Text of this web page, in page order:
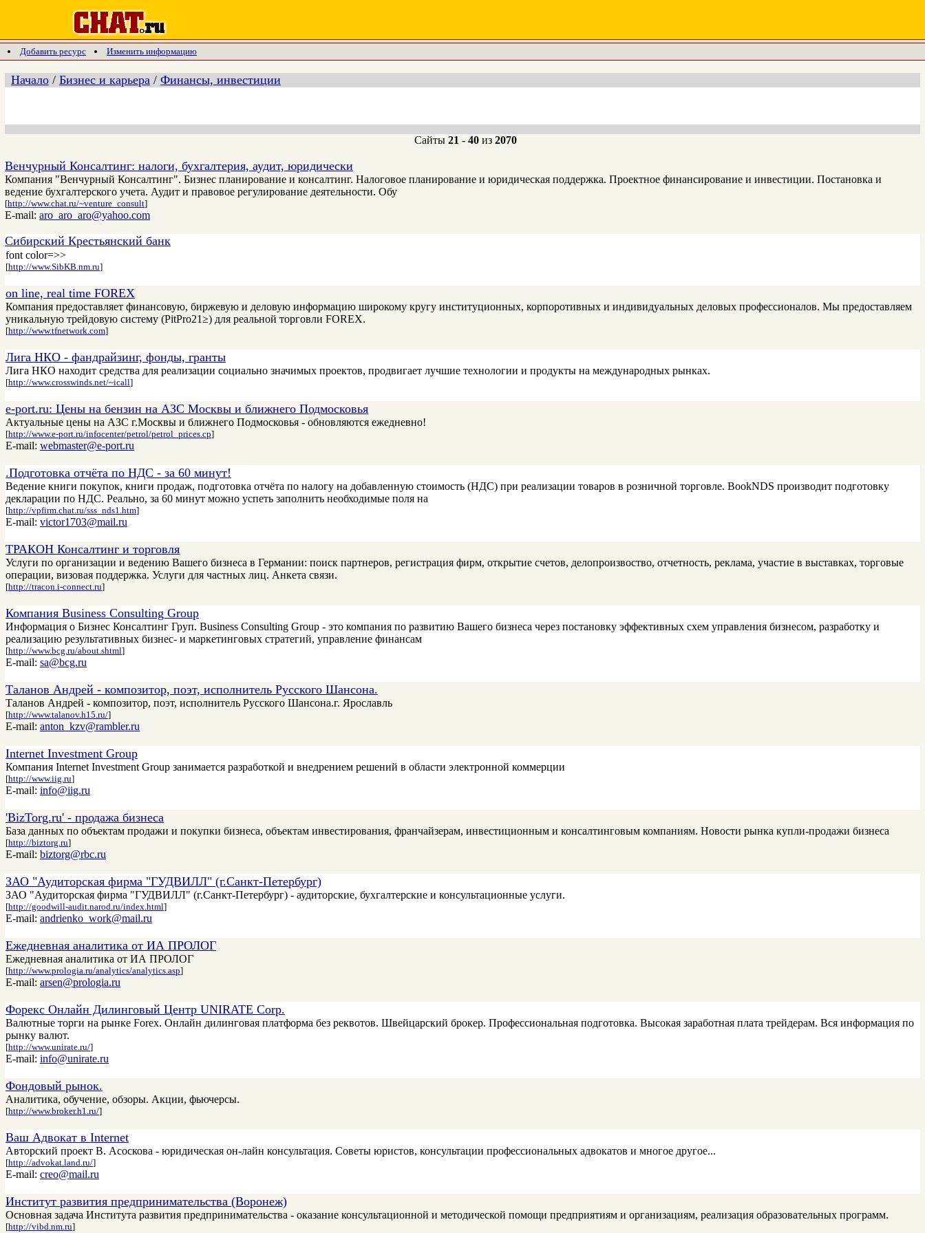
Добавить ресурс Изменить информацию
Начало / Бизнес и карьера / Финансы, инвестиции
Сайты 21 - 40из 2070
Венчурный Консалтинг: налоги, бухгалтерия, аудит, юридически
Компания "Венчурный Консалтинг". Бизнес планирование и консалтинг. Налоговое планирование и юридическая поддержка. Проектное финансирование и инвестиции. Постановка и
ведение бухгалтерского учета. Аудит и правовое регулирование деятельности. Обу
[http://www.chat.ru/~venture_consult]
E-mail: aro_aro_aro@yahoo.com
Сибирский Крестьянский банк
font color=>>
[http://www.SibKB.nm.ru]
on line, real time FOREX
Компания предоставляет финансовую, биржевую и деловую информацию широкому кругу институционных, корпоротивных и индивидуальных деловых профессионалов. Мы предоставляем
уникальную трейдовую систему (PitPro21≥) для реальной торговли FOREX.
[http://www.tfnetwork.com]
Лига НКО - фандрайзинг, фонды, гранты
Лига НКО находит средства для реализации социально значимых проектов, продвигает лучшие технологии и продукты на международных рынках.
[http://www.crosswinds.net/~icall]
e-port.ru: Цены на бензин на АЗС Москвы и ближнего Подмосковья
Актуальные цены на АЗС г.Москвы и ближнего Подмосковья - обновляются ежедневно!
[http://www.e-port.ru/infocenter/petrol/petrol_prices.cp]
E-mail: webmaster@e-port.ru
.Подготовка отчёта по НДС - за 60 минут!
Ведение книги покупок, книги продаж, подготовка отчёта по налогу на добавленную стоимость (НДС) при реализации товаров в розничной торговле. BookNDS производит подготовку
декларации по НДС. Реально, за 60 минут можно успеть заполнить необходимые поля на
[http://vpfirm.chat.ru/sss_nds1.htm]
E-mail: victor1703@mail.ru
ТРАКОН Консалтинг и торговля
Услуги по организации и ведению Вашего бизнеса в Германии: поиск партнеров, регистрация фирм, открытие счетов, делопроизвоство, отчетность, реклама, участие в выставках, торговые
операции, визовая поддержка. Услуги для частных лиц. Анкета связи.
[http://tracon.i-connect.ru]
Компания Business Consulting Group
Информация о Бизнес Консалтинг Груп. Business Consulting Group - это компания по развитию Вашего бизнеса через постановку эффективных схем управления бизнесом, разработку и
реализацию результативных бизнес- и маркетинговых стратегий, управление финансам
[http://www.bcg.ru/about.shtml]
E-mail: sa@bcg.ru
Таланов Андрей - композитор, поэт, исполнитель Русского Шансона.
Таланов Андрей - композитор, поэт, исполнитель Русского Шансона.г. Ярославль
[http://www.talanov.h15.ru/]
E-mail: anton_kzv@rambler.ru
Internet Investment Group
Компания Internet Investment Group занимается разработкой и внедрением решений в области электронной коммерции
[http://www.iig.ru]
E-mail: info@iig.ru
'BizTorg.ru' - продажа бизнеса
База данных по объектам продажи и покупки бизнеса, объектам инвестирования, франчайзерам, инвестиционным и консалтинговым компаниям. Новости рынка купли-продажи бизнеса
[http://biztorg.ru]
E-mail: biztorg@rbc.ru
ЗАО "Аудиторская фирма "ГУДВИЛЛ" (г.Санкт-Петербург)
ЗАО "Аудиторская фирма "ГУДВИЛЛ" (г.Санкт-Петербург) - аудиторские, бухгалтерские и консультационные услуги.
[http://goodwill-audit.narod.ru/index.html]
E-mail: andrienko_work@mail.ru
Ежедневная аналитика от ИА ПРОЛОГ
Ежедневная аналитика от ИА ПРОЛОГ
[http://www.prologia.ru/analytics/analytics.asp]
E-mail: arsen@prologia.ru
Форекс Онлайн Дилинговый Центр UNIRATE Corp.
Валютные торги на рынке Forex. Онлайн дилинговая платформа без реквотов. Швейцарский брокер. Профессиональная подготовка. Высокая заработная плата трейдерам. Вся информация по
рынку валют.
[http://www.unirate.ru/]
E-mail: info@unirate.ru
Фондовый рынок.
Аналитика, обучение, обзоры. Акции, фьючерсы.
[http://www.broker.h1.ru/]
Ваш Адвокат в Internet
Авторский проект В. Асоскова - юридическая он-лайн консультация. Советы юристов, консультации профессиональных адвокатов и многое другое...
[http://advokat.land.ru/]
E-mail: creo@mail.ru
Институт развития предпринимательства (Воронеж)
Основная задача Института развития предпринимательства - оказание консультационной и методической помощи предприятиям и организациям, реализация образовательных программ.
[http://vibd.nm.ru]